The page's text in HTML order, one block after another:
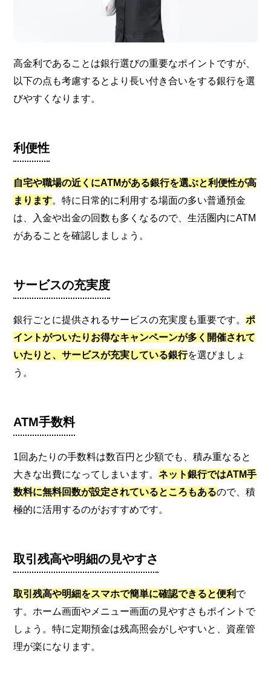
高金利であることは銀行選びの重要なポイントですが、
以下の点も考慮するとより長い付き合いをする銀行を選
びやすくなります。
利便性
自宅や職場の近くにATMがある銀行を選ぶと利便性が高
まります。特に日常的に利用する場面の多い普通預金
は、入金や出金の回数も多くなるので、生活圏内にATM
があることを確認しましょう。
サービスの充実度
銀行ごとに提供されるサービスの充実度も重要です。ポ
イントがついたりお得なキャンペーンが多く開催されて
いたりと、サービスが充実している銀行を選びましょ
う。
ATM手数料
1回あたりの手数料は数百円と少額でも、積み重なると
大きな出費になってしまいます。ネット銀行ではATM手
数料に無料回数が設定されているところもあるので、積
極的に活用するのがおすすめです。
取引残高や明細の見やすさ
取引残高や明細をスマホで簡単に確認できると便利 で
す。ホーム画面やメニュー画面の見やすさもポイントで
しょう。特に定期預金は残高照会がしやすいと、資産管
理が楽になります。